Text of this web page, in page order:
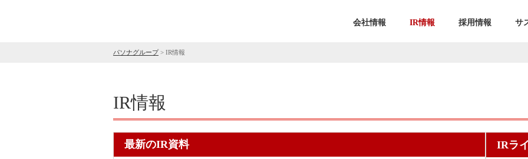
会社情報 IR情報 採用情報 サ
パソナグループ> IR情報
IR情報
最新のIR資料 IRラ